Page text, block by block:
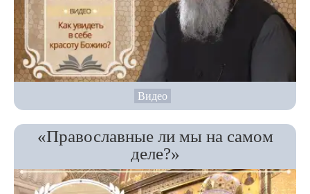
Видео
«Православные ли мы на самом
деле?»